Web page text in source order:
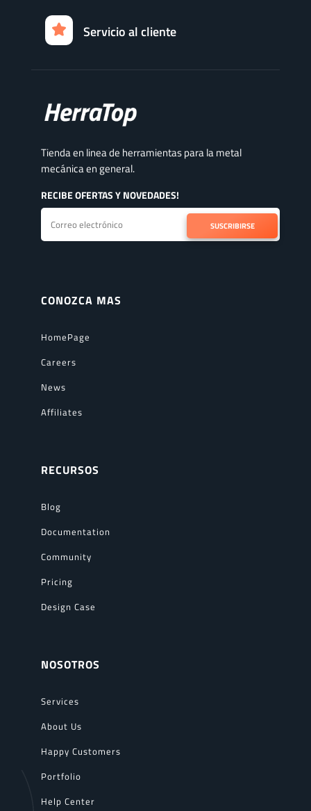
Servicio al cliente
Tienda en linea de herramientas para la metal
mecánica en general.
RECIBE OFERTAS Y NOVEDADES!
SUSCRIBIRSE
CONOZCA MAS
HomePage
Careers
News
Affiliates
RECURSOS
Blog
Documentation
Community
Pricing
Design Case
NOSOTROS
Services
About Us
Happy Customers
Portfolio
Help Center